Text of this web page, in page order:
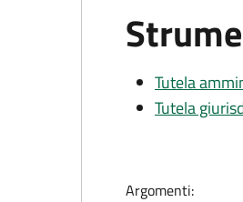
Tutela
Tutela
Argomenti: